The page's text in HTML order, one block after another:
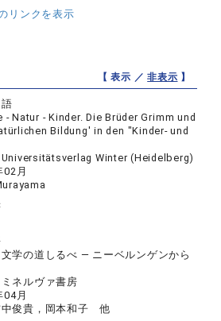
リンクを表示
【 表示 ／非表示 】
- Natur - Kinder. Die Brüder Grimm und
Bildung' in den "Kinder- und
Universitätsverlag Winter (Heidelberg)
02月
文学の道しるべ ― ニーベルンゲンから
ミネルヴァ書房
04月
中俊貴，岡本和子 他